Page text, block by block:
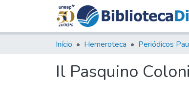
Início Hemeroteca Periódicos
Il Pasquino